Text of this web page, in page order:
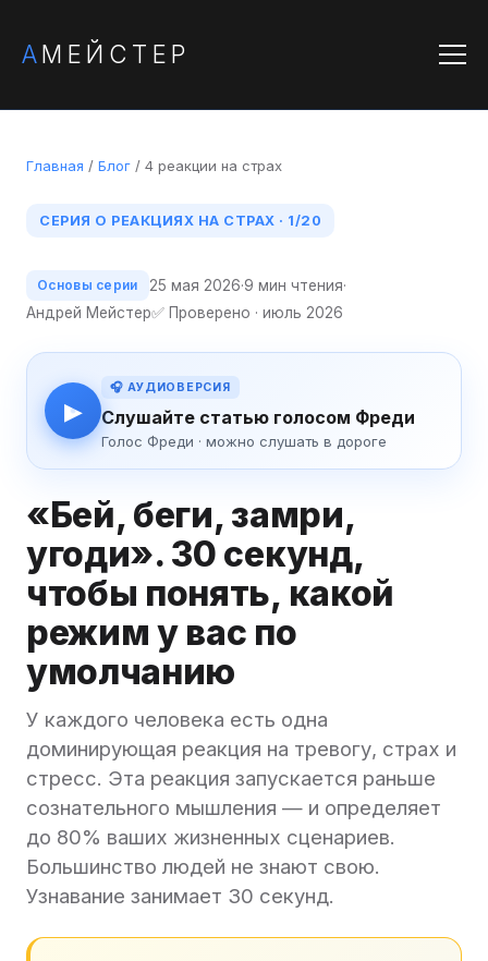
АМЕЙСТЕР
Главная / Блог / 4 реакции на страх
СЕРИЯ О РЕАКЦИЯХ НА СТРАХ · 1/20
Основы серии 25 мая 2026·9 мин чтения·
Андрей Мейстер✅ Проверено · июль 2026
▶
🎧 АУДИОВЕРСИЯ
Слушайте статью голосом Фреди
Голос Фреди · можно слушать в дороге
«Бей, беги, замри,
угоди». 30 секунд,
чтобы понять, какой
режим у вас по
умолчанию
У каждого человека есть одна
доминирующая реакция на тревогу, страх и
стресс. Эта реакция запускается раньше
сознательного мышления — и определяет
до 80% ваших жизненных сценариев.
Большинство людей не знают свою.
Узнавание занимает 30 секунд.